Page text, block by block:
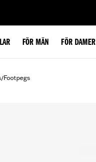
FÖR MÄN FÖR DAMER
/Footpegs